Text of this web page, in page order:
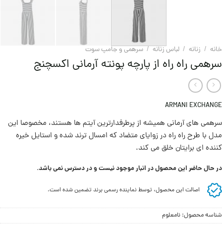
خانه / زنانه / لباس زنانه / سرهمی و جامپ سوت
سرهمی راه راه از پارچه پونته آرمانی اکسچنج
ARMANI EXCHANGE
سرهمی های آرمانی همیشه از پرطرفدارترین آیتم ها هستند، مخصوصا این
مدل با طرح راه راه در زوایای متضاد که امسال ترند شده و استایل خیره
کننده ای برایتان خلق می کند.
در حال حاضر این محصول در انبار موجود نیست و در دسترس نمی باشد.
اصالت این محصول، توسط نماینده رسمی برند تضمین شده است.
شناسه محصول: نامعلوم